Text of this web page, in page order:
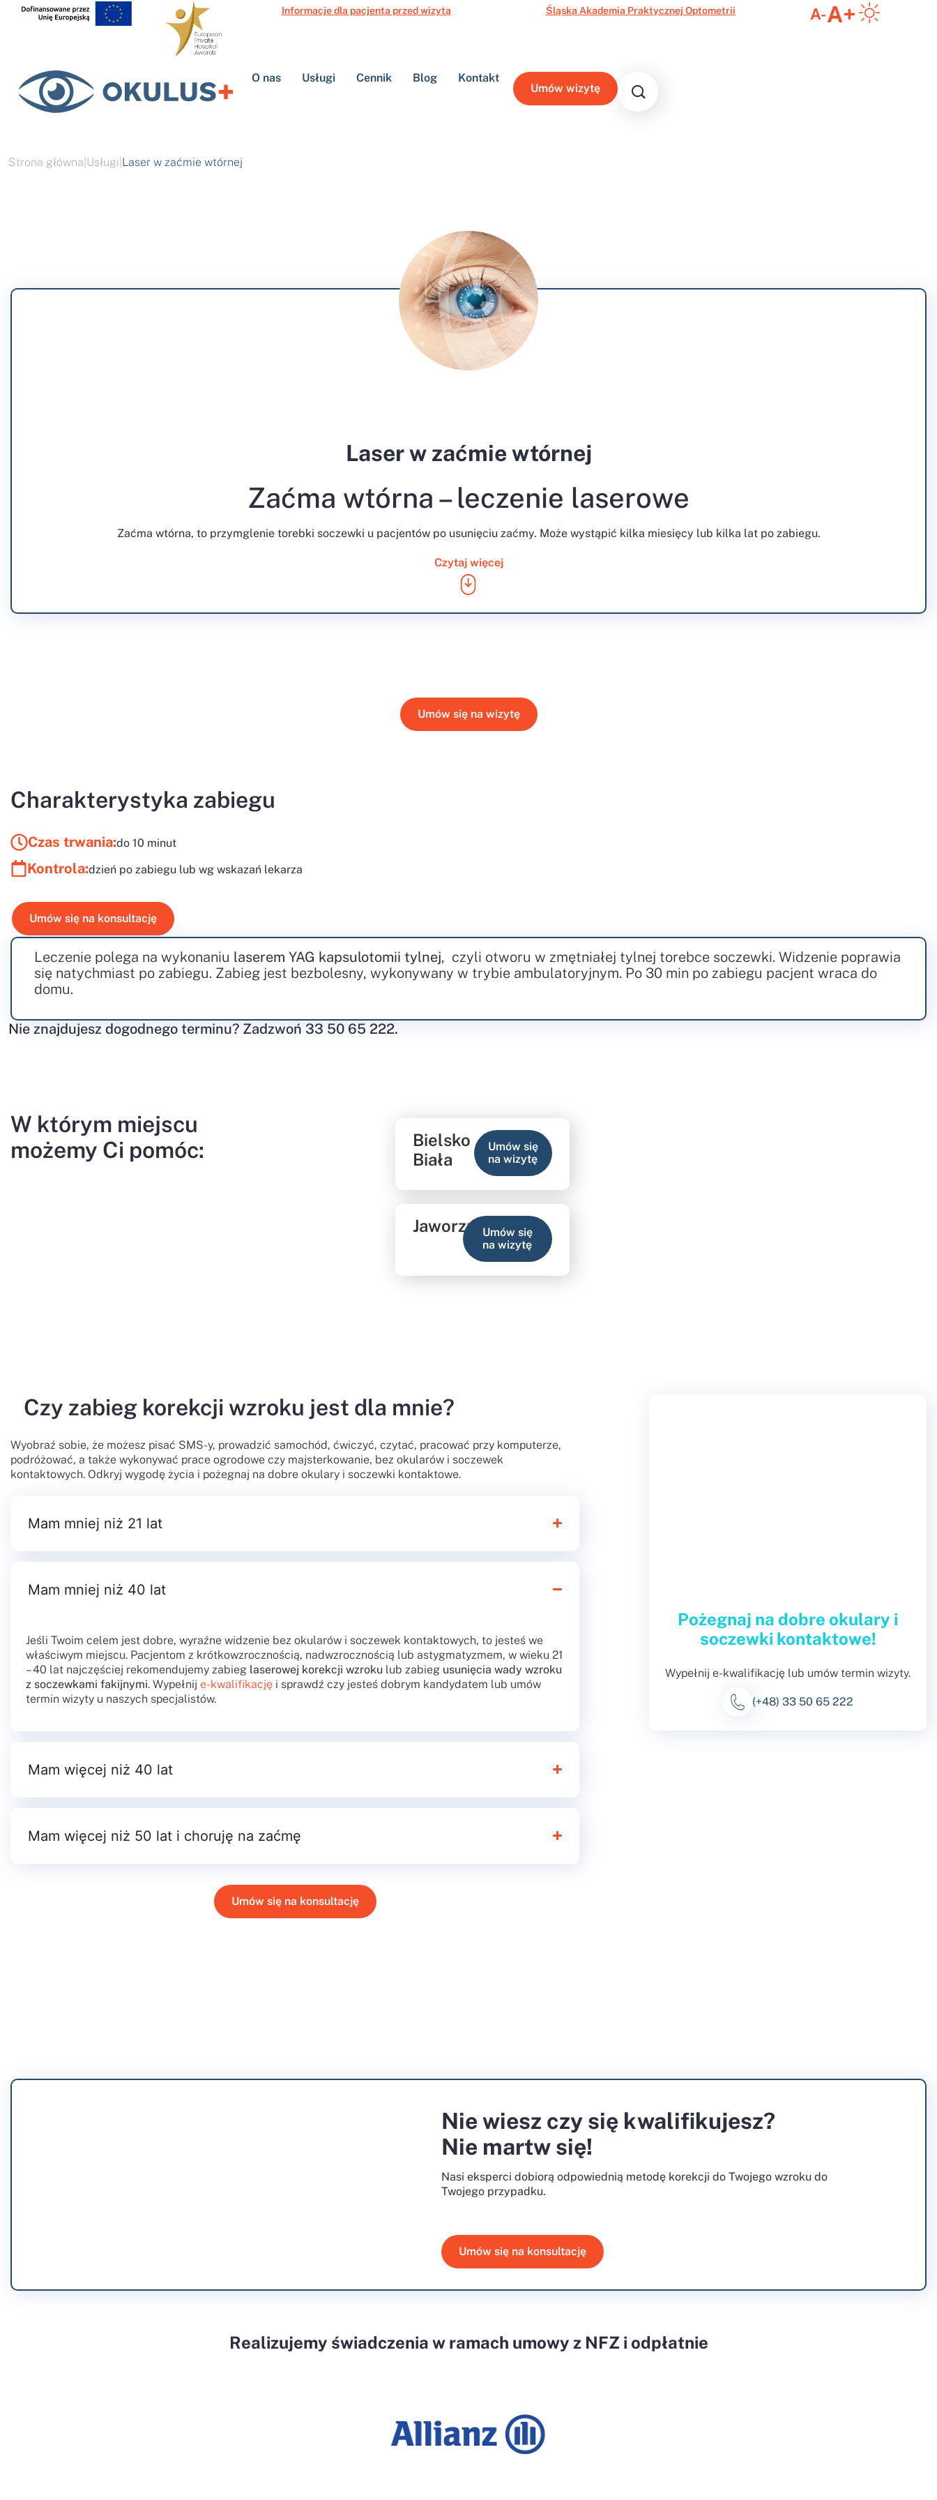
Informacje dla pacjenta przed wizytą Śląska Akademia Praktycznej Optometrii A-A+
O nas Usługi Cennik Blog Kontakt
Umów wizytę
Strona główna Usługi Laser w zaćmie wtórnej
Laser w zaćmie wtórnej
Zaćma wtórna – leczenie laserowe
Zaćma wtórna, to przymglenie torebki soczewki u pacjentów po usunięciu zaćmy. Może wystąpić kilka miesięcy lub kilka lat po zabiegu.
Czytaj więcej
Umów się na wizytę
Charakterystyka zabiegu
Czas trwania:do 10 minut
Kontrola:dzień po zabiegu lub wg wskazań lekarza
Umów się na konsultację
Leczenie polega na wykonaniu laserem YAG kapsulotomii tylnej, czyli otworu w zmętniałej tylnej torebce soczewki. Widzenie poprawia
się natychmiast po zabiegu. Zabieg jest bezbolesny, wykonywany w trybie ambulatoryjnym. Po 30 min po zabiegu pacjent wraca do
domu.
Nie znajdujesz dogodnego terminu? Zadzwoń 33 50 65 222.
W którym miejscu
możemy Ci pomóc:
Bielsko
Biała
Umów się
na wizytę
JaworznoUmów się
na wizytę
Czy zabieg korekcji wzroku jest dla mnie?
Wyobraź sobie, że możesz pisać SMS-y, prowadzić samochód, ćwiczyć, czytać, pracować przy komputerze,
podróżować, a także wykonywać prace ogrodowe czy majsterkowanie, bez okularów i soczewek
kontaktowych. Odkryj wygodę życia i pożegnaj na dobre okulary i soczewki kontaktowe.
Mam mniej niż 21 lat
Mam mniej niż 40 lat
Jeśli Twoim celem jest dobre, wyraźne widzenie bez okularów i soczewek kontaktowych, to jesteś we
właściwym miejscu. Pacjentom z krótkowzrocznością, nadwzrocznością lub astygmatyzmem, w wieku 21
– 40 lat najczęściej rekomendujemy zabieg laserowej korekcji wzroku lub zabieg usunięcia wady wzroku
z soczewkami fakijnymi. Wypełnij e-kwalifikację i sprawdź czy jesteś dobrym kandydatem lub umów
termin wizyty u naszych specjalistów.
Mam więcej niż 40 lat
Mam więcej niż 50 lat i choruję na zaćmę
Umów się na konsultację
Pożegnaj na dobre okulary i
soczewki kontaktowe!
Wypełnij e-kwalifikację lub umów termin wizyty.
(+48) 33 50 65 222
Nie wiesz czy się kwalifikujesz?
Nie martw się!
Nasi eksperci dobiorą odpowiednią metodę korekcji do Twojego wzroku do
Twojego przypadku.
Umów się na konsultację
Realizujemy świadczenia w ramach umowy z NFZ i odpłatnie